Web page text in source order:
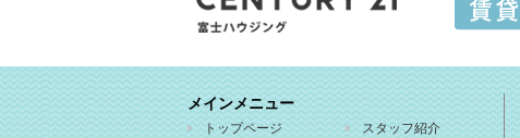
メインメニュー
トップページ
スタッフ紹介